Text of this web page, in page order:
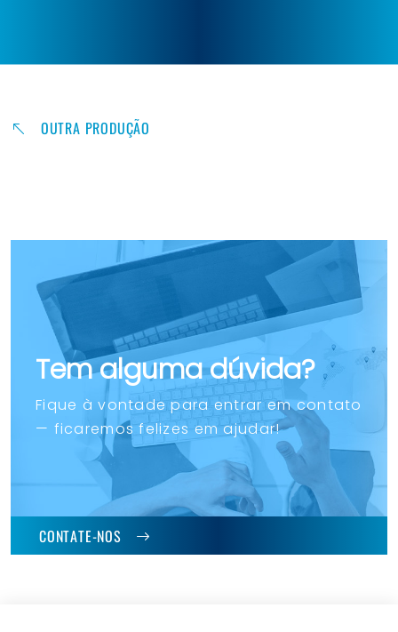
OUTRA PRODUÇÃO
Tem alguma dúvida?
Fique à vontade para entrar em contato
— ficaremos felizes em ajudar!
CONTATE-NOS